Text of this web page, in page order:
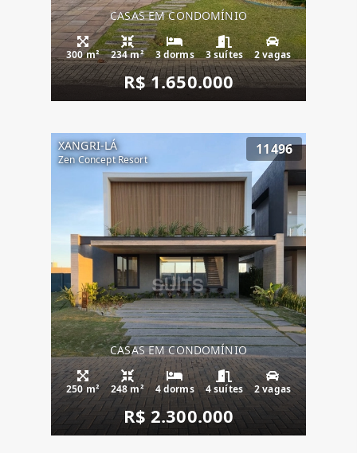
CASAS EM CONDOMÍNIO
300 m² 234 m² 3 dorms 3 suítes 2 vagas
R$ 1.650.000
XANGRI-LÁ
Zen Concept Resort
11496
CASAS EM CONDOMÍNIO
250 m² 248 m² 4 dorms 4 suítes 2 vagas
R$ 2.300.000